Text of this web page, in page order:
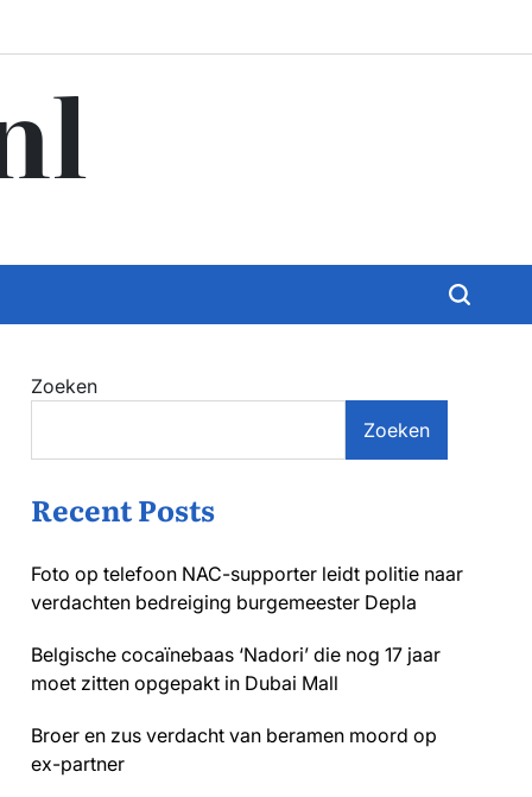
Zoeken
Zoeken
Recent Posts
Foto op telefoon NAC-supporter leidt politie naar
verdachten bedreiging burgemeester Depla
Belgische cocaïnebaas ‘Nadori’ die nog 17 jaar
moet zitten opgepakt in Dubai Mall
Broer en zus verdacht van beramen moord op
ex-partner